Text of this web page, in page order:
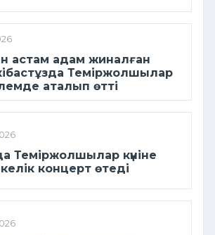
астам адам жиналған
Теміржолшылар
аталып өтті
Теміржолшылар күніне
концерт өтеді